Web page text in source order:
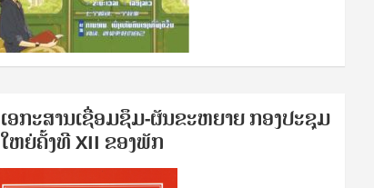
ເອກ​ະ​ສານ​ເຊ​ື່ອມ​ຊ​ຶມ-ຜັນ​ຂະ​ຫ​ຍາຍ ກອງ​ປະ​ຊຸມ​
ໃຫຍ່​ຄັ້ງ​ທີ XII ຂອງ​ພັກ